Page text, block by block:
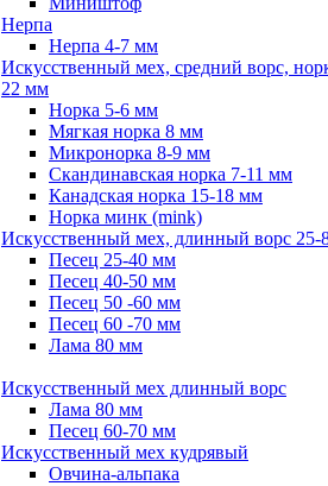
Нерпа
Нерпа 4-7 мм
Искусственный мех, средний ворс,
22 мм
Норка 5-6 мм
Мягкая норка 8 мм
Микронорка 8-9 мм
Скандинавская норка 7-11 мм
Канадская норка 15-18 мм
Норка минк (mink)
Искусственный мех, длинный ворс 25-
Песец 25-40 мм
Песец 40-50 мм
Песец 50 -60 мм
Песец 60 -70 мм
Лама 80 мм
Искусственный мех длинный ворс
Лама 80 мм
Песец 60-70 мм
Искусственный мех кудрявый
Овчина-альпака